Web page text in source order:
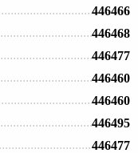
446466
446468
446477
446460
446460
446495
446477